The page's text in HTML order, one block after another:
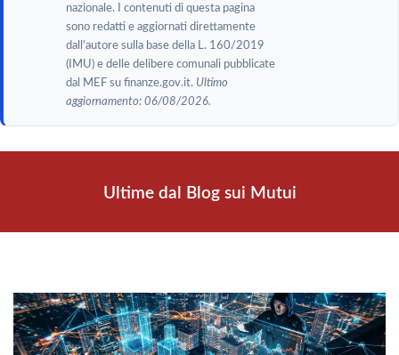
nazionale. I contenuti di questa pagina
sono redatti e aggiornati direttamente
dall'autore sulla base della L. 160/2019
(IMU) e delle delibere comunali pubblicate
dal MEF su finanze.gov.it. Ultimo
aggiornamento: 06/08/2026.
Ultime dal Blog sui Mutui